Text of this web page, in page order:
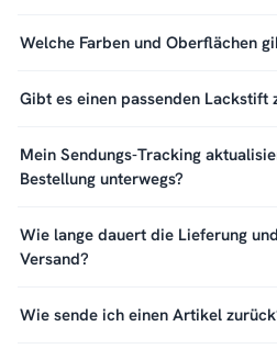
Welche Farben und Oberflächen
Gibt es einen passenden Lackstift
Mein Sendungs-Tracking
Bestellung unterwegs?
Wie lange dauert die Lieferung
Versand?
Wie sende ich einen Artikel